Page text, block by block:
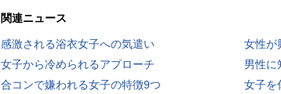
関連ニュース
感激される浴衣女子への気遣い
女性が
女子から冷められるアプローチ
男性に
合コンで嫌われる女子の特徴9つ
女子を